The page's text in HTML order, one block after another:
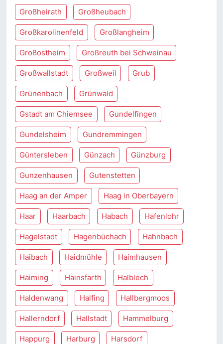
Großheirath Großheubach
Großkarolinenfeld Großlangheim
Großostheim Großreuth bei Schweinau
Großwallstadt Großweil Grub
Grünenbach Grünwald
Gstadt am Chiemsee Gundelfingen
Gundelsheim Gundremmingen
Güntersleben Günzach Günzburg
Gunzenhausen Gutenstetten
Haag an der Amper Haag in Oberbayern
Haar Haarbach Habach Hafenlohr
Hagelstadt Hagenbüchach Hahnbach
Haibach Haidmühle Haimhausen
Haiming Hainsfarth Halblech
Haldenwang Halfing Hallbergmoos
Hallerndorf Hallstadt Hammelburg
Happurg Harburg Harsdorf